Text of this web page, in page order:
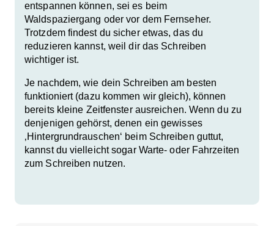
entspannen können, sei es beim
Waldspaziergang oder vor dem Fernseher.
Trotzdem findest du sicher etwas, das du
reduzieren kannst, weil dir das Schreiben
wichtiger ist.
Je nachdem, wie dein Schreiben am besten
funktioniert (dazu kommen wir gleich), können
bereits kleine Zeitfensterausreichen. Wenn du zu
denjenigen gehörst, denen ein gewisses
‚Hintergrundrauschen‘ beim Schreiben guttut,
kannst du vielleicht sogar Warte- oder Fahrzeiten
zum Schreiben nutzen.